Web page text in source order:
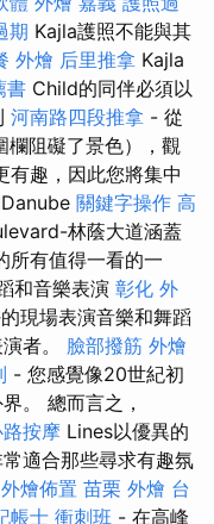
期 Kajla護照不能與其
外燴 后里推拿 Kajla
書 Child的同伴必須以
河南路四段推拿 - 從
欄阻礙了景色），觀
有趣，因此您將集中
關鍵字操作 高
林蔭大道涵蓋
所有值得一看的一
和音樂表演 彰化 外
現場表演音樂和舞蹈
者。 臉部撥筋 外燴
- 您感覺像20世紀初
。 總而言之，
按摩 Lines以優異的
適合那些尋求有趣氛
外燴佈置 苗栗 外燴 台
帳士 衝刺班 - 在高峰